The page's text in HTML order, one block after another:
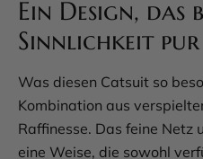
Ein Design, das
Sinnlichkeit pur
Was diesen Catsuit so
Kombination aus
Raffinesse. Das feine Netz
eine Weise, die sowohl